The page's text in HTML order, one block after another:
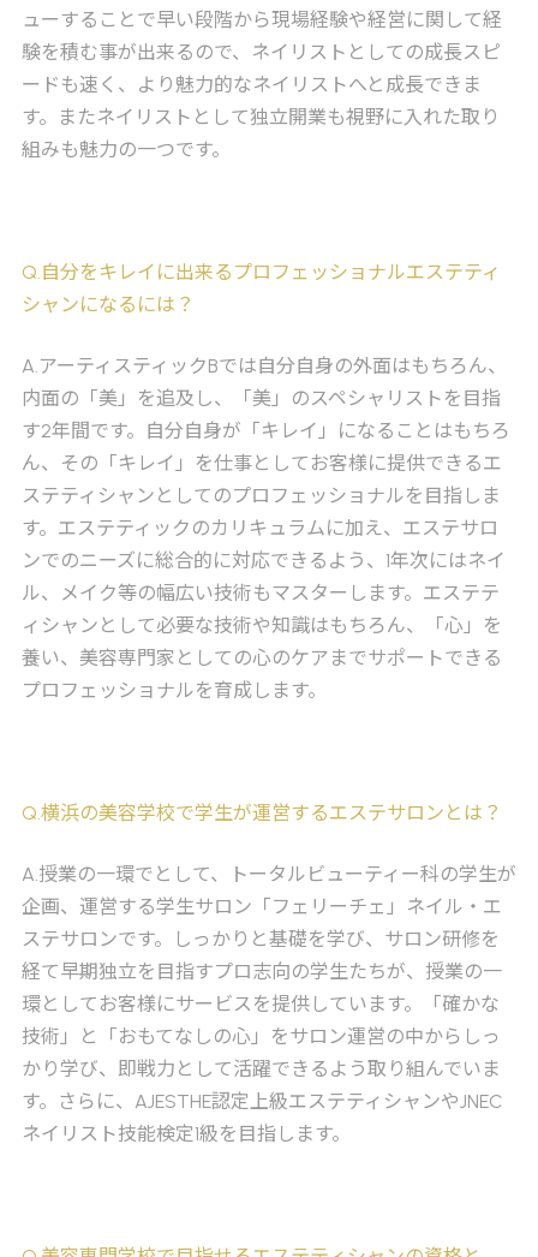
ューすることで早い段階から現場経験や経営に関して経
験を積む事が出来るので、ネイリストとしての成長スピ
ードも速く、より魅力的なネイリストへと成長できま
す。またネイリストとして独立開業も視野に入れた取り
組みも魅力の一つです。
Q.自分をキレイに出来るプロフェッショナルエステティ
シャンになるには？
A.アーティスティックBでは自分自身の外面はもちろん、
内面の「美」を追及し、「美」のスペシャリストを目指
す2年間です。自分自身が「キレイ」になることはもちろ
ん、その「キレイ」を仕事としてお客様に提供できるエ
ステティシャンとしてのプロフェッショナルを目指しま
す。エステティックのカリキュラムに加え、エステサロ
ンでのニーズに総合的に対応できるよう、1年次にはネイ
ル、メイク等の幅広い技術もマスターします。エステテ
ィシャンとして必要な技術や知識はもちろん、「心」を
養い、美容専門家としての心のケアまでサポートできる
プロフェッショナルを育成します。
Q.横浜の美容学校で学生が運営するエステサロンとは？
A.授業の一環でとして、トータルビューティー科の学生が
企画、運営する学生サロン「フェリーチェ」ネイル・エ
ステサロンです。しっかりと基礎を学び、サロン研修を
経て早期独立を目指すプロ志向の学生たちが、授業の一
環としてお客様にサービスを提供しています。「確かな
技術」と「おもてなしの心」をサロン運営の中からしっ
かり学び、即戦力として活躍できるよう取り組んでいま
す。さらに、AJESTHE認定上級エステティシャンやJNEC
ネイリスト技能検定1級を目指します。